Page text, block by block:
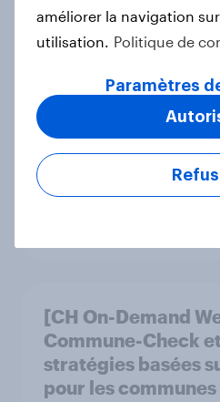
How Spikes makes
effectiveness
Étude de Cas
Le Live Shopping
[CH On-Demand
Commune-Check
stratégies basées
pour les communes
améliorer la navigation
utilisation. Politique de
Paramètres